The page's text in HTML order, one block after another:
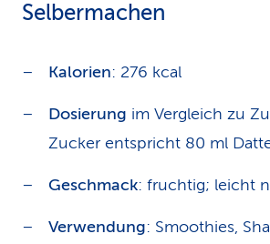
Selbermachen
Kalorien: 276 kcal
Dosierung im Vergleich zu
Zucker entspricht 80 ml
Geschmack: fruchtig; leicht
Verwendung: Smoothies,